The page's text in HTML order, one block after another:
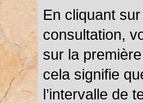
En cliquant
consultation,
sur la
cela signifie
l’intervalle de